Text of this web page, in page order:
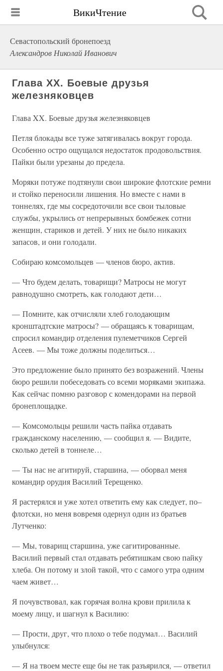
ВикиЧтение
Севастопольский бронепоезд
Александров Николай Иванович
Глава XX. Боевые друзья
железняковцев
Глава XX. Боевые друзья железняковцев
Петля блокады все туже затягивалась вокруг города.
Особенно остро ощущался недостаток продовольствия.
Пайки были урезаны до предела.
Моряки потуже подтянули свои широкие флотские ремни
и стойко переносили лишения. Но вместе с нами в
тоннелях, где мы сосредоточили все свои тыловые
службы, укрылись от непрерывных бомбежек сотни
женщин, стариков и детей. У них не было никаких
запасов, и они голодали.
Собираю комсомольцев — членов бюро, актив.
— Что будем делать, товарищи? Матросы не могут
равнодушно смотреть, как голодают дети…
— Помните, как отчисляли хлеб голодающим
кронштадтские матросы? — обращаясь к товарищам,
спросил командир отделения пулеметчиков Сергей
Асеев. — Мы тоже должны поделиться…
Это предложение было принято без возражений. Члены
бюро решили побеседовать со всеми моряками экипажа.
Как сейчас помню разговор с комендорами на первой
бронеплощадке.
— Комсомольцы решили часть пайка отдавать
гражданскому населению, — сообщил я. — Видите,
сколько детей в тоннеле…
— Ты нас не агитируй, старшина, — оборвал меня
командир орудия Василий Терещенко.
Я растерялся и уже хотел ответить ему как следует, по–
флотски, но меня вовремя одернул один из братьев
Лутченко:
— Мы, товарищ старшина, уже сагитированные.
Василий первый стал отдавать ребятишкам свою пайку
хлеба. Он потому и злой такой, что с самого утра одним
чаем живет…
Я почувствовал, как горячая волна крови прилила к
моему лицу, и шагнул к Василию:
— Прости, друг, что плохо о тебе подумал… Василий
улыбнулся:
— Я на твоем месте еще бы не так разъярился, — ответил